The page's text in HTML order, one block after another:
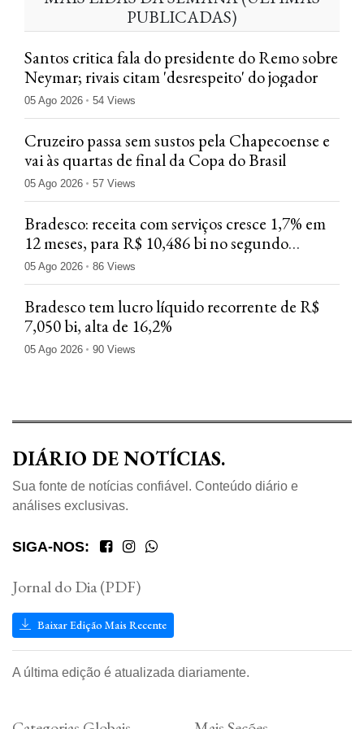
PUBLICADAS)
Santos critica fala do presidente do Remo sobre
Neymar; rivais citam 'desrespeito' do jogador
05 Ago 2026 54 Views
Cruzeiro passa sem sustos pela Chapecoense e
vai às quartas de final da Copa do Brasil
05 Ago 2026 57 Views
Bradesco: receita com serviços cresce 1,7% em
12 meses, para R$ 10,486 bi no segundo
trimestre
05 Ago 2026 86 Views
Bradesco tem lucro líquido recorrente de R$
7,050 bi, alta de 16,2%
05 Ago 2026 90 Views
DIÁRIO DE NOTÍCIAS.
Sua fonte de notícias confiável. Conteúdo diário e
análises exclusivas.
SIGA-NOS:
Jornal do Dia (PDF)
Baixar Edição Mais Recente
A última edição é atualizada diariamente.